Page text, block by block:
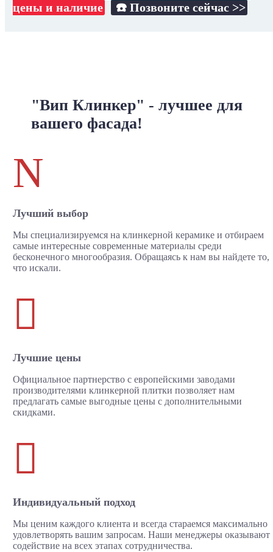
цены и наличие
☎️ Позвоните сейчас >>
"Вип Клинкер" - лучшее для
вашего фасада!
N
Лучший выбор
Мы специализируемся на клинкерной керамике и отбираем
самые интересные современные материалы среди
бесконечного многообразия. Обращаясь к нам вы найдете то,
что искали.

Лучшие цены
Официальное партнерство с европейскими заводами
производителями клинкерной плитки позволяет нам
предлагать самые выгодные цены с дополнительными
скидками.

Индивидуальный подход
Мы ценим каждого клиента и всегда стараемся максимально
удовлетворять вашим запросам. Наши менеджеры оказывают
содействие на всех этапах сотрудничества.